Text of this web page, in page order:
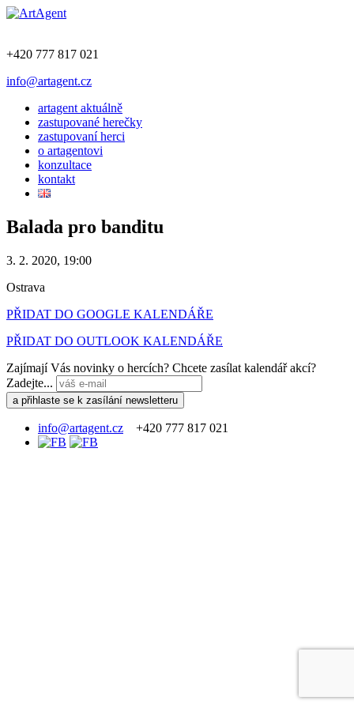
+420 777 817 021
info@artagent.cz
artagent aktuálně
zastupované herečky
zastupovaní herci
o artagentovi
konzultace
kontakt
Balada pro banditu
3. 2. 2020, 19:00
Ostrava
PŘIDAT DO GOOGLE KALENDÁŘE
PŘIDAT DO OUTLOOK KALENDÁŘE
Zajímají Vás novinky o hercích? Chcete zasílat kalendář akcí?
Zadejte...
info@artagent.cz +420 777 817 021